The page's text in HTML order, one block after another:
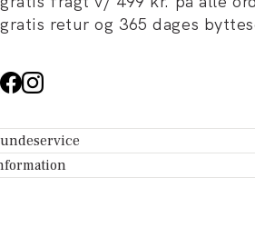
gratis retur og 365 dages
- Hjælpecenter
Tøjeksperten